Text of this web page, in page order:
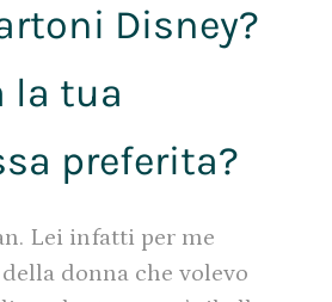
Disney?
la tua
preferita?
Lei infatti per me
donna che volevo